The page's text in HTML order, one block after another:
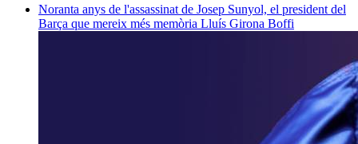
Noranta anys de l'assassinat de Josep Sunyol, el president del
Barça que mereix més memòria Lluís Girona Boffi